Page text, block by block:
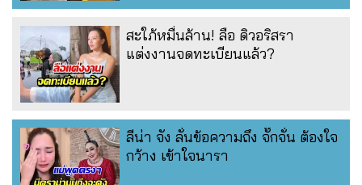
สะใภ้หมื่นล้าน! ลือ ดิวอริสรา
แต่งงานจดทะเบียนแล้ว?
ลีน่า จัง ลั่นข้อความถึง จั๊กจั่น ต้องใจ
กว้าง เข้าใจนารา